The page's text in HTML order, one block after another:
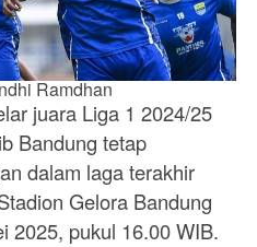
Ramdhan
juara Liga 1 2024/25
Bandung tetap
dalam laga terakhir
Gelora Bandung
2025, pukul 16.00 WIB.